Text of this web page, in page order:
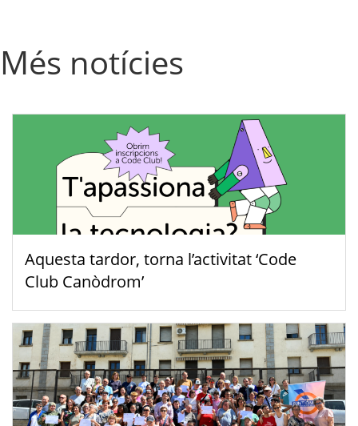
Més notícies
Aquesta tardor, torna l’activitat ‘Code
Club Canòdrom’